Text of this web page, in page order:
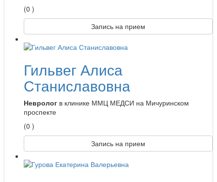
(0 )
Запись на прием
Гильвег Алиса
Станиславовна
Невролог в клинике ММЦ МЕДСИ на Мичуринском
проспекте
(0 )
Запись на прием